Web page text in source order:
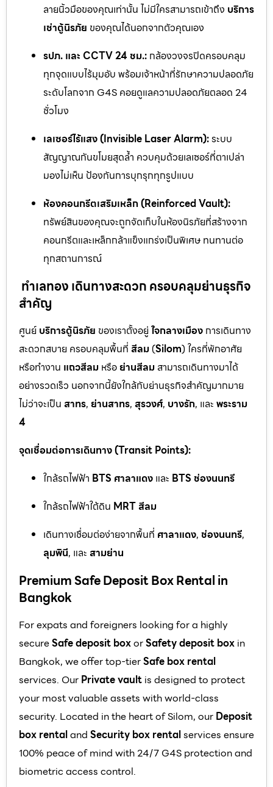
ลายนิ้วมือของคุณเท่านั้น ไม่มีใครสามารถเข้าถึง บริการ
เช่าตู้นิรภัย ของคุณได้นอกจากตัวคุณเอง
รปภ. และ CCTV 24 ชม.: กล้องวงจรปิดครอบคลุม
ทุกจุดแบบไร้มุมอับ พร้อมเจ้าหน้าที่รักษาความปลอดภัย
ระดับโลกจาก G4S คอยดูแลความปลอดภัยตลอด 24
ชั่วโมง
เลเซอร์ไร้แสง (Invisible Laser Alarm):ระบบ
สัญญาณกันขโมยสุดล้ำ ควบคุมด้วยเลเซอร์ที่ตาเปล่า
มองไม่เห็น ป้องกันการบุกรุกทุกรูปแบบ
ห้องคอนกรีตเสริมเหล็ก (Reinforced Vault):
ทรัพย์สินของคุณจะถูกจัดเก็บในห้องนิรภัยที่สร้างจาก
คอนกรีตและเหล็กกล้าแข็งแกร่งเป็นพิเศษ ทนทานต่อ
ทุกสถานการณ์
ทำเลทอง เดินทางสะดวก ครอบคลุมย่านธุรกิจ
สำคัญ
ศูนย์ บริการตู้นิรภัย ของเราตั้งอยู่ ใจกลางเมือง การเดินทาง
สะดวกสบาย ครอบคลุมพื้นที่ สีลม(Silom) ใครที่พักอาศัย
หรือทำงาน แถวสีลม หรือย่านสีลม สามารถเดินทางมาได้
อย่างรวดเร็ว นอกจากนี้ยังใกล้กับย่านธุรกิจสำคัญมากมาย
ไม่ว่าจะเป็น สาทร, ย่านสาทร, สุรวงศ์, บางรัก, และ พระราม
4
จุดเชื่อมต่อการเดินทาง (Transit Points):
ใกล้รถไฟฟ้า BTS ศาลาแดง และ BTS ช่องนนทรี
ใกล้รถไฟฟ้าใต้ดิน MRT สีลม
เดินทางเชื่อมต่อง่ายจากพื้นที่ ศาลาแดง, ช่องนนทรี,
ลุมพินี, และ สามย่าน
Premium Safe Deposit Box Rental in
Bangkok
For expats and foreigners looking for a highly
secureSafe deposit boxorSafety deposit box in
Bangkok, we offer top-tierSafe box rental
services. Our Private vault is designed to protect
your most valuable assets with world-class
security. Located in the heart of Silom, our Deposit
box rentaland Security box rentalservices ensure
100% peace of mind with 24/7 G4S protection and
biometric access control.